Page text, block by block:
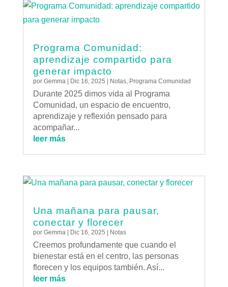
Programa Comunidad:
aprendizaje compartido para
generar impacto
por Gemma | Dic 16, 2025 | Notas, Programa Comunidad
Durante 2025 dimos vida al Programa
Comunidad, un espacio de encuentro,
aprendizaje y reflexión pensado para
acompañar...
leer más
Una mañana para pausar,
conectar y florecer
por Gemma| Dic 16, 2025 | Notas
Creemos profundamente que cuando el
bienestar está en el centro, las personas
florecen y los equipos también. Así...
leer más